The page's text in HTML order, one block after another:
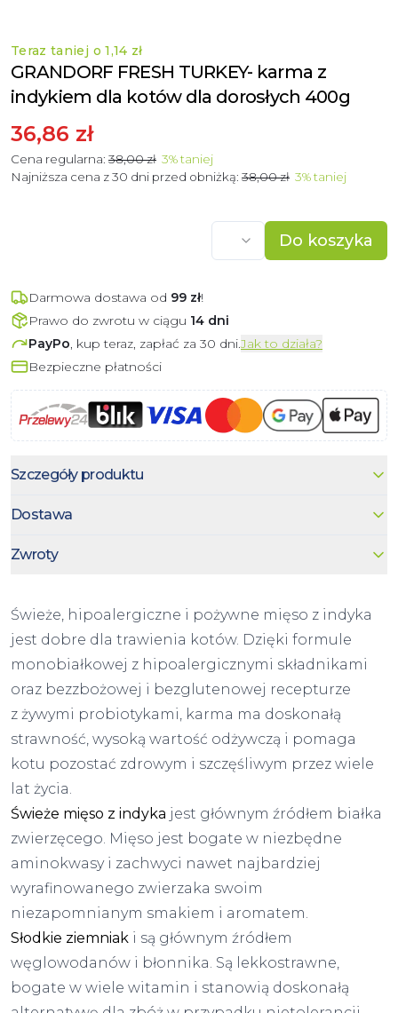
Teraz taniej o1,14 zł
GRANDORF FRESH TURKEY- karma z
indykiem dla kotów dla dorosłych 400g
36,86 zł
Cena regularna: 38,00 zł 3%taniej
Najniższa cena z 30 dni przed obniżką: 38,00 zł 3%taniej
Do koszyka
Darmowa dostawa od 99 zł!
Prawo do zwrotu w ciągu 14 dni
PayPo, kup teraz, zapłać za 30 dni.Jak to działa?
Bezpieczne płatności
Szczegóły produktu
Dostawa
Zwroty
Świeże, hipoalergiczne i pożywne mięso z indyka
jest dobre dla trawienia kotów. Dzięki formule
monobiałkowej z hipoalergicznymi składnikami
oraz bezzbożowej i bezglutenowej recepturze
z żywymi probiotykami, karma ma doskonałą
strawność, wysoką wartość odżywczą i pomaga
kotu pozostać zdrowym i szczęśliwym przez wiele
lat życia.
Świeże mięso z indyka jest głównym źródłem białka
zwierzęcego. Mięso jest bogate w niezbędne
aminokwasy i zachwyci nawet najbardziej
wyrafinowanego zwierzaka swoim
niezapomnianym smakiem i aromatem.
Słodkie ziemniak i są głównym źródłem
węglowodanów i błonnika. Są lekkostrawne,
bogate w wiele witamin i stanowią doskonałą